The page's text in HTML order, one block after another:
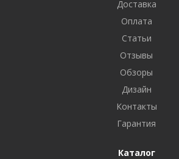
Доставка
Оплата
Статьи
Отзывы
Обзоры
Дизайн
Контакты
Гарантия
Каталог